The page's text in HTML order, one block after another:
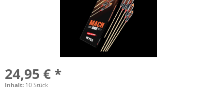
24,95 € *
Inhalt: 10 Stück